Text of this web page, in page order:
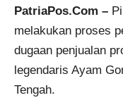
PatriaPos.Com –
melakukan proses
dugaan penjualan
legendaris Ayam
Tengah.